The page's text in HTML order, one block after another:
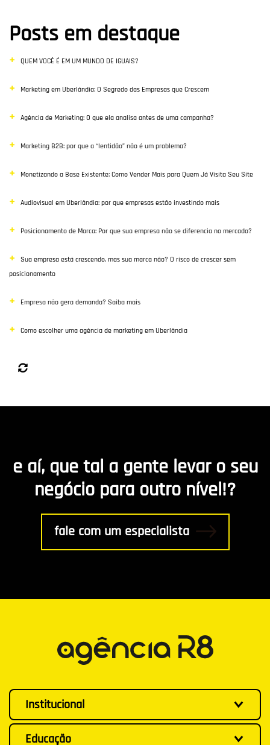
Posts em destaque
QUEM VOCÊ É EM UM MUNDO DE IGUAIS?
Marketing em Uberlândia: O Segredo das Empresas que Crescem
Agência de Marketing: O que ela analisa antes de uma campanha?
Marketing B2B: por que a “lentidão” não é um problema?
Monetizando a Base Existente: Como Vender Mais para Quem Já Visita Seu Site
Audiovisual em Uberlândia: por que empresas estão investindo mais
Posicionamento de Marca: Por que sua empresa não se diferencia no mercado?
Sua empresa está crescendo, mas sua marca não? O risco de crescer sem
posicionamento
Empresa não gera demanda? Saiba mais
Como escolher uma agência de marketing em Uberlândia
e aí, que tal a gente levar o seu
negócio para outro nível!?
fale com um especialista
Institucional
Educação